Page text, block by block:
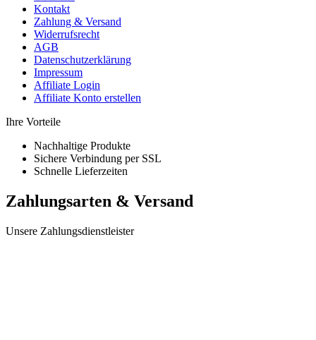
Kontakt
Zahlung & Versand
Widerrufsrecht
AGB
Datenschutzerklärung
Impressum
Affiliate Login
Affiliate Konto erstellen
Ihre Vorteile
Nachhaltige Produkte
Sichere Verbindung per SSL
Schnelle Lieferzeiten
Zahlungsarten & Versand
Unsere Zahlungsdienstleister